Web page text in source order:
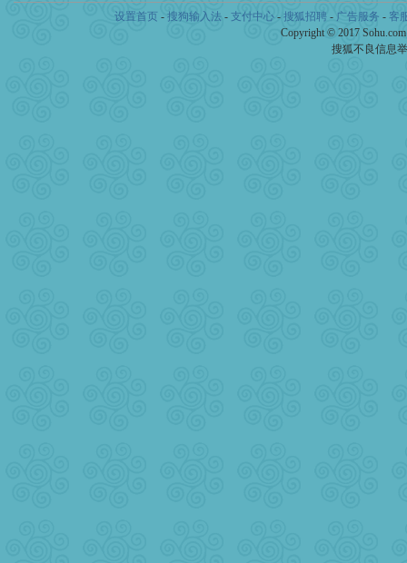
设置首页 - 搜狗输入法- 支付中心- 搜狐招聘- 广告服务 - 客
Copyright © 2017
搜狐不良信息